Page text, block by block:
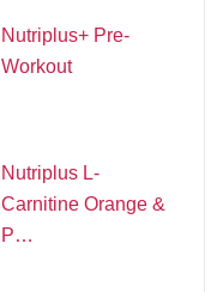
Nutriplus+ Pre-
Workout
Nutriplus L-
Carnitine Orange &
P…